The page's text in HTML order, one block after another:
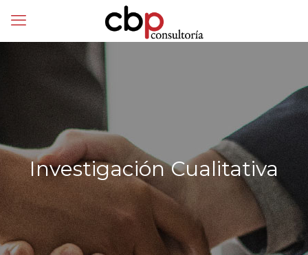
Investigación Cualitativa